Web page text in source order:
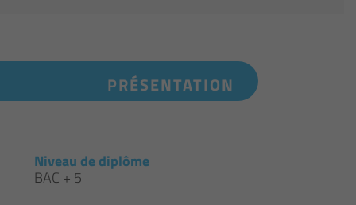
PRÉSENTATION
Niveau de diplôme
BAC + 5